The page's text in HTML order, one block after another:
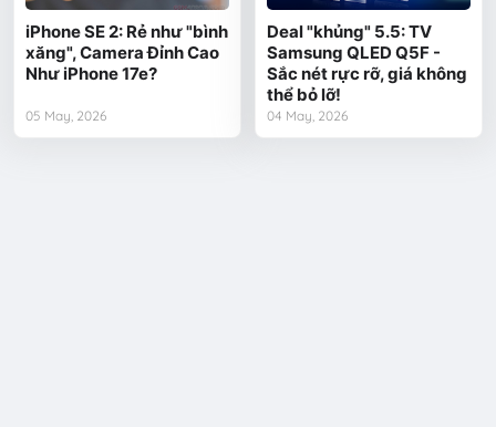
iPhone SE 2: Rẻ như "bình
xăng", Camera Đỉnh Cao
Như iPhone 17e?
05 May, 2026
Deal "khủng" 5.5: TV
Samsung QLED Q5F -
Sắc nét rực rỡ, giá không
thể bỏ lỡ!
04 May, 2026